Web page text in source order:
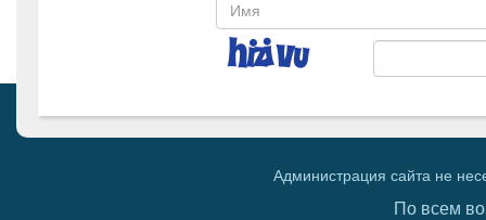
Администрация сайта не
По всем